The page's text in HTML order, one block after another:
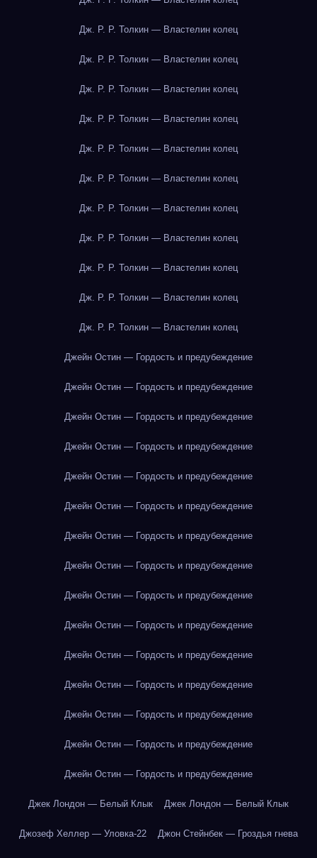
Дж. Р. Р. Толкин — Властелин колец
Дж. Р. Р. Толкин — Властелин колец
Дж. Р. Р. Толкин — Властелин колец
Дж. Р. Р. Толкин — Властелин колец
Дж. Р. Р. Толкин — Властелин колец
Дж. Р. Р. Толкин — Властелин колец
Дж. Р. Р. Толкин — Властелин колец
Дж. Р. Р. Толкин — Властелин колец
Дж. Р. Р. Толкин — Властелин колец
Дж. Р. Р. Толкин — Властелин колец
Дж. Р. Р. Толкин — Властелин колец
Джейн Остин — Гордость и предубеждение
Джейн Остин — Гордость и предубеждение
Джейн Остин — Гордость и предубеждение
Джейн Остин — Гордость и предубеждение
Джейн Остин — Гордость и предубеждение
Джейн Остин — Гордость и предубеждение
Джейн Остин — Гордость и предубеждение
Джейн Остин — Гордость и предубеждение
Джейн Остин — Гордость и предубеждение
Джейн Остин — Гордость и предубеждение
Джейн Остин — Гордость и предубеждение
Джейн Остин — Гордость и предубеждение
Джейн Остин — Гордость и предубеждение
Джейн Остин — Гордость и предубеждение
Джейн Остин — Гордость и предубеждение
Джек Лондон — Белый Клык Джек Лондон — Белый Клык
Джозеф Хеллер — Уловка-22 Джон Стейнбек — Гроздья гнева